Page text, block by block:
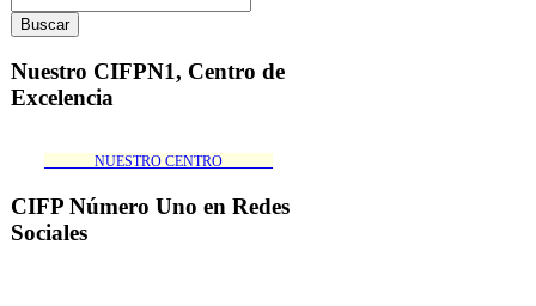
Nuestro CIFPN1, Centro de
Excelencia
_______NUESTRO CENTRO_______
CIFP Número Uno en Redes
Sociales